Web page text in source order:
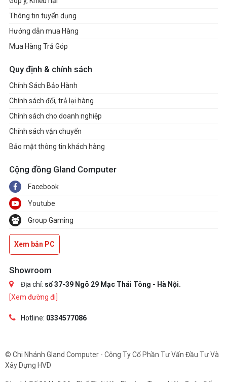
Thông tin tuyển dụng
Hướng dẫn mua Hàng
Mua Hàng Trả Góp
Quy định & chính sách
Chính Sách Bảo Hành
Chính sách đổi, trả lại hàng
Chính sách cho doanh nghiệp
Chính sách vận chuyển
Bảo mật thông tin khách hàng
Cộng đồng Gland Computer
Facebook
Youtube
Group Gaming
Xem bản PC
Showroom
Địa chỉ: số 37-39 Ngõ 29 Mạc Thái Tông - Hà Nội.
[Xem đường đi]
Hotline: 0334577086
© Chi Nhánh Gland Computer - Công Ty Cổ Phần Tư Vấn Đầu Tư Và
Xây Dựng HVD